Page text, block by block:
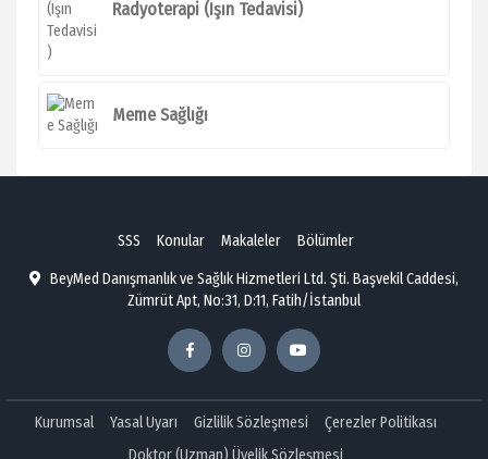
Radyoterapi (Işın Tedavisi)
Meme Sağlığı
SSS Konular Makaleler Bölümler
BeyMed Danışmanlık ve Sağlık Hizmetleri Ltd. Şti. Başvekil Caddesi,
Zümrüt Apt, No:31, D:11, Fatih/İstanbul
Kurumsal Yasal Uyarı Gizlilik Sözleşmesi
Çerezler Politikası
Doktor (Uzman) Üyelik Sözleşmesi